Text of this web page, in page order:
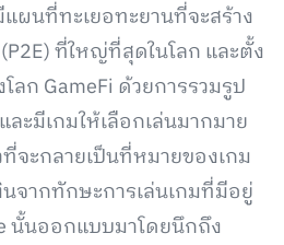
ผนที่ทะเยอทะยานที่จะสร้าง
ที่ใหญ่ที่สุดในโลก และตั้ง
ลก GameFi ด้วยการรวมรูป
ะมีเกมให้เลือกเล่นมากมาย
จะกลายเป็นที่หมายของเกม
จากทักษะการเล่นเกมที่มีอยู่
นั้นออกแบบมาโดยนึกถึง